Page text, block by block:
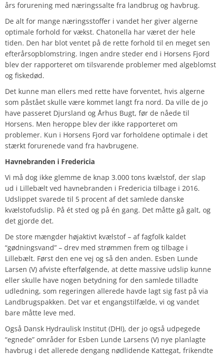
års forurening med næringssalte fra landbrug og havbrug.
De alt for mange næringsstoffer i vandet her giver algerne
optimale forhold for vækst. Chatonella har været der hele
tiden. Den har blot ventet på de rette forhold til en meget sen
efterårsopblomstring. Ingen andre steder end i Horsens Fjord
blev der rapporteret om tilsvarende problemer med algeblomst
og fiskedød.
Det kunne man ellers med rette have forventet, hvis algerne
som påstået skulle være kommet langt fra nord. Da ville de jo
have passeret Djursland og Århus Bugt, før de nåede til
Horsens. Men heroppe blev der ikke rapporteret om
problemer. Kun i Horsens Fjord var forholdene optimale i det
stærkt forurenede vand fra havbrugene.
Havnebranden i Fredericia
Vi må dog ikke glemme de knap 3.000 tons kvælstof, der slap
ud i Lillebælt ved havnebranden i Fredericia tilbage i 2016.
Udslippet svarede til 5 procent af det samlede danske
kvælstofudslip. På ét sted og på én gang. Det måtte gå galt, og
det gjorde det.
De store mængder højaktivt kvælstof – af fagfolk kaldet
“gødningsvand” – drev med strømmen frem og tilbage i
Lillebælt. Først den ene vej og så den anden. Esben Lunde
Larsen (V) afviste efterfølgende, at dette massive udslip kunne
eller skulle have nogen betydning for den samlede tilladte
udledning, som regeringen allerede havde lagt sig fast på via
Landbrugspakken. Det var et engangstilfælde, vi og vandet
bare måtte leve med.
Også Dansk Hydraulisk Institut (DHI), der jo også udpegede
“egnede” områder for Esben Lunde Larsens (V) nye planlagte
havbrug i det allerede dengang nødlidende Kattegat, frikendte